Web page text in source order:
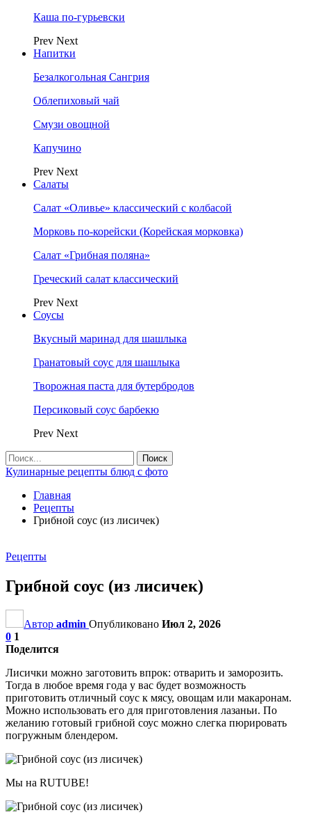
Каша по-гурьевски
Prev Next
Напитки
Безалкогольная Сангрия
Облепиховый чай
Смузи овощной
Капучино
Prev Next
Салаты
Салат «Оливье» классический с колбасой
Морковь по-корейски (Корейская морковка)
Салат «Грибная поляна»
Греческий салат классический
Prev Next
Соусы
Вкусный маринад для шашлыка
Гранатовый соус для шашлыка
Творожная паста для бутербродов
Персиковый соус барбекю
Prev Next
Кулинарные рецепты блюд с фото
Главная
Рецепты
Грибной соус (из лисичек)
Рецепты
Грибной соус (из лисичек)
Автор admin Опубликовано Июл 2, 2026
0 1
Поделится
Лисички можно заготовить впрок: отварить и заморозить.
Тогда в любое время года у вас будет возможность
приготовить отличный соус к мясу, овощам или макаронам.
Можно использовать его для приготовления лазаньи. По
желанию готовый грибной соус можно слегка пюрировать
погружным блендером.
Мы на RUTUBE!